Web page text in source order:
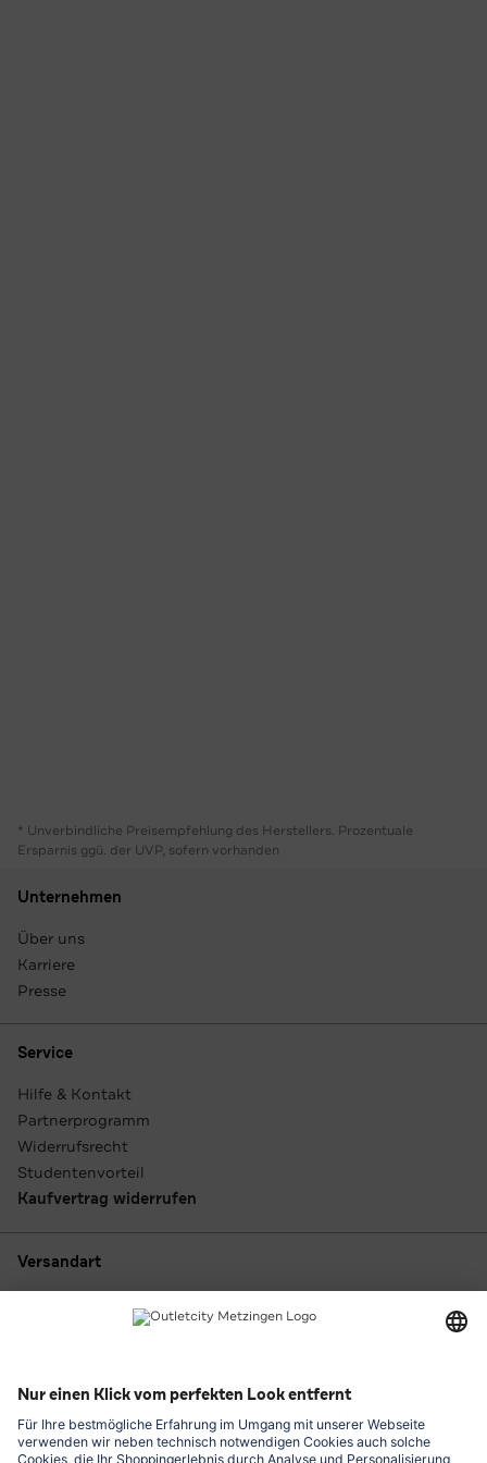
* Unverbindliche Preisempfehlung des Herstellers. Prozentuale
Ersparnis ggü. der UVP, sofern vorhanden
Unternehmen
Über uns
Karriere
Presse
Service
Hilfe & Kontakt
Partnerprogramm
Widerrufsrecht
Studentenvorteil
Kaufvertrag widerrufen
Versandart